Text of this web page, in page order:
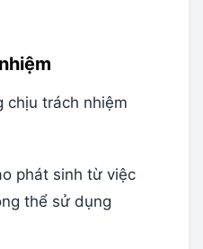
chịu trách nhiệm
phát sinh từ việc
thể sử dụng